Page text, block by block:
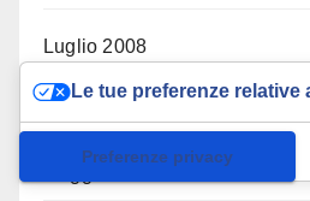
Luglio 2008
Le tue preferenze relative
Informativa sulla raccolta